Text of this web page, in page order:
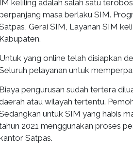
IM keliling adalah salah satu
masa berlaku SIM.
Gerai SIM, Layanan SIM
Kabupaten.
Untuk yang online telah disiapkan
pelayanan untuk
Biaya pengurusan sudah tertera
atau wilayah tertentu.
untuk SIM yang habis
2021 menggunakan proses
Satpas.